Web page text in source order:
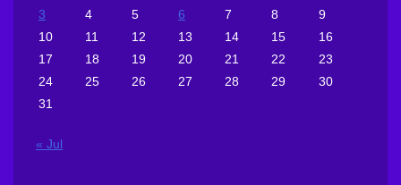
3
4 5 6 7 8
9
10
11 12 13 14 15
16
17
18 19 20 21 22
23
24
25 26 27 28 29
30
31
« Jul